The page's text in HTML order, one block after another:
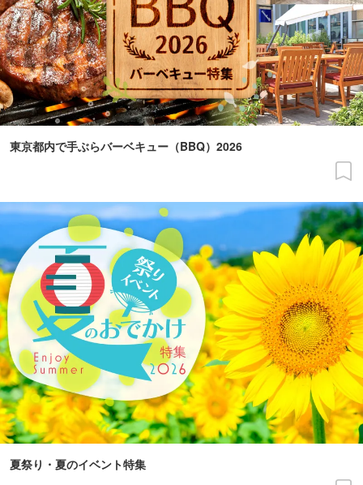
東京都内で手ぶらバーベキュー（BBQ）2026
夏祭り・夏のイベント特集